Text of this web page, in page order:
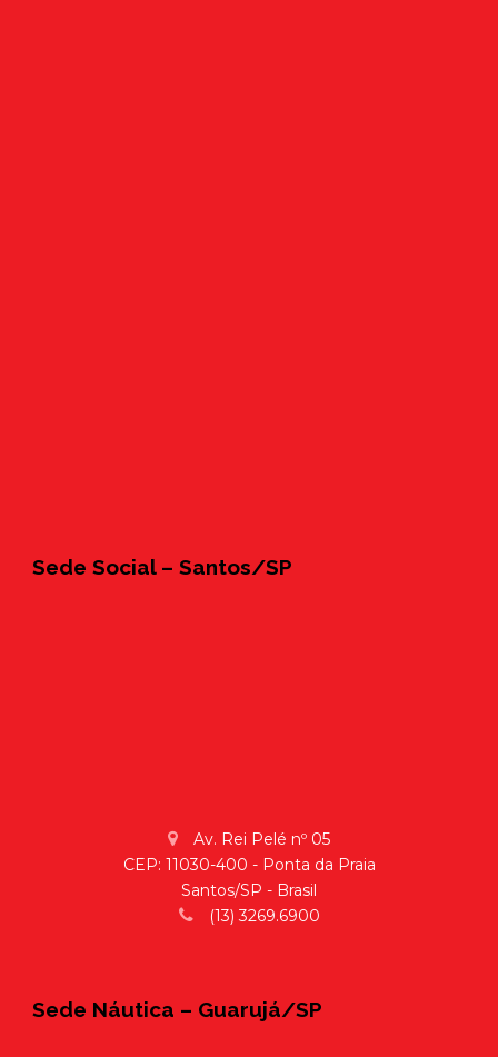
Sede Social – Santos/SP
Av. Rei Pelé nº 05
CEP: 11030-400 - Ponta da Praia
Santos/SP - Brasil
(13) 3269.6900
Sede Náutica – Guarujá/SP